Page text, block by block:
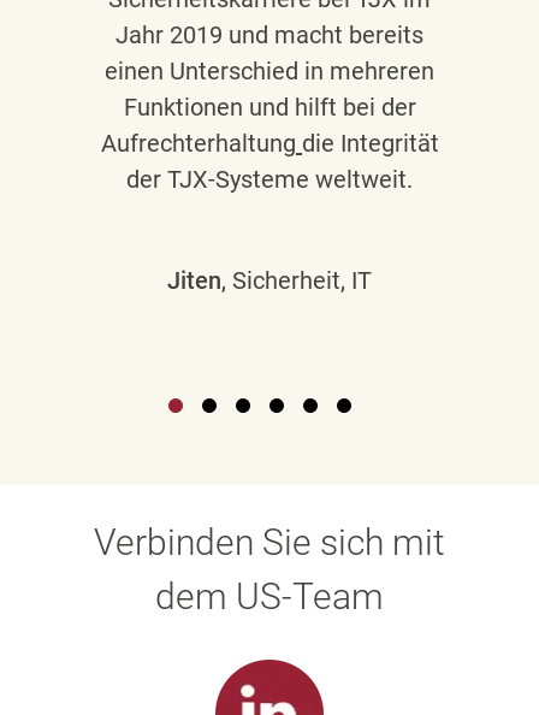
Jahr 2019 und macht bereits
einen Unterschied in mehreren
Funktionen und hilft bei der
Aufrechterhaltung die Integrität
der TJX-Systeme weltweit.
Jiten, Sicherheit, IT
Verbinden Sie sich mit
dem US-Team